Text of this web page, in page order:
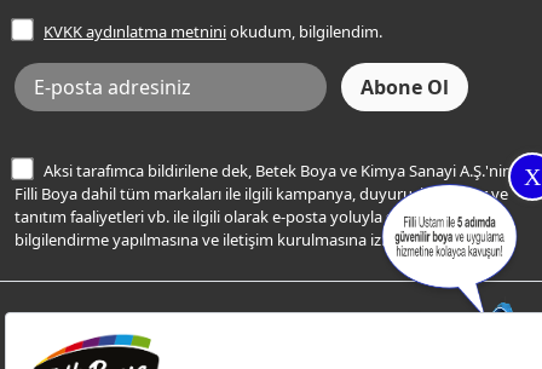
X
Frezya Rengi
Bilgi Toplumu Hizmetleri
İnternet Sitesi Kullanım Koşulları
KVKK Talep Formu
KVKK Aydınlatma Metni
KVKK aydınlatma metniniokudum, bilgilendim.
Aksi tarafımca bildirilene dek, Betek Boya ve Kimya Sanayi A.Ş.'nin
Filli Boya dahil tüm markaları ile ilgili kampanya, duyuru, hizmetler ve
tanıtım faaliyetleri vb. ile ilgili olarak e-posta yoluyla şahsıma
bilgilendirme yapılmasına ve iletişim kurulmasına izin veriyorum.